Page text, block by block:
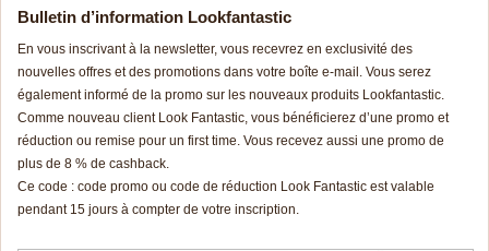
Bulletin d’information Lookfantastic
En vous inscrivant à la newsletter, vous recevrez en exclusivité des
nouvelles offres et des promotions dans votre boîte e-mail. Vous serez
également informé de la promo sur les nouveaux produits Lookfantastic.
Comme nouveau client Look Fantastic, vous bénéficierez d’une promo et
réduction ou remise pour un first time. Vous recevez aussi une promo de
plus de 8 % de cashback.
Ce code : code promo ou code de réduction Look Fantastic est valable
pendant 15 jours à compter de votre inscription.